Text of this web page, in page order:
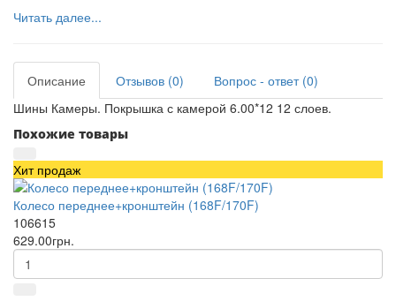
Читать далее...
Описание Отзывов (0)
Вопрос - ответ (0)
Шины Камеры. Покрышка с камерой 6.00*12 12 слоев.
Похожие товары
Хит продаж
Колесо переднее+кронштейн (168F/170F)
106615
629.00грн.